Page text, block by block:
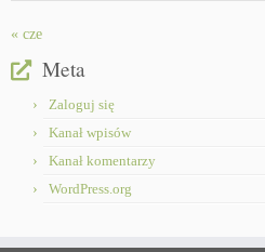
« cze
Meta
Zaloguj się
Kanał wpisów
Kanał komentarzy
WordPress.org